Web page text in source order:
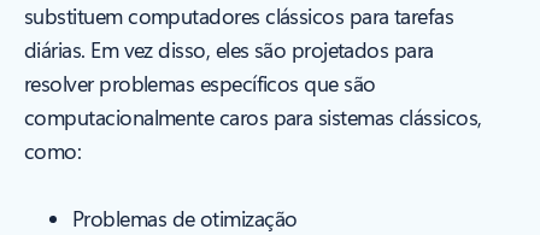
substituem computadores clássicos para tarefas
diárias. Em vez disso, eles são projetados para
resolver problemas específicos que são
computacionalmente caros para sistemas clássicos,
como:
Problemas de otimização